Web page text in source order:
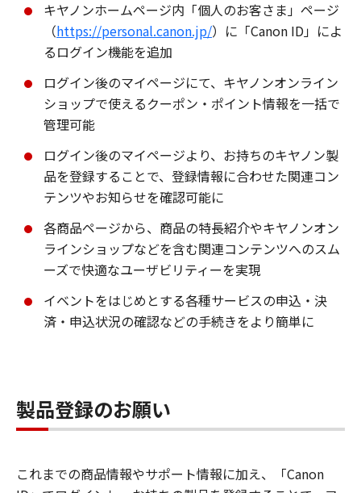
キヤノンホームページ内「個人のお客さま」ページ
（https://personal.canon.jp/）に「Canon ID」によ
るログイン機能を追加
ログイン後のマイページにて、キヤノンオンライン
ショップで使えるクーポン・ポイント情報を一括で
管理可能
ログイン後のマイページより、お持ちのキヤノン製
品を登録することで、登録情報に合わせた関連コン
テンツやお知らせを確認可能に
各商品ページから、商品の特長紹介やキヤノンオン
ラインショップなどを含む関連コンテンツへのスム
ーズで快適なユーザビリティーを実現
イベントをはじめとする各種サービスの申込・決
済・申込状況の確認などの手続きをより簡単に
製品登録のお願い
これまでの商品情報やサポート情報に加え、「Canon